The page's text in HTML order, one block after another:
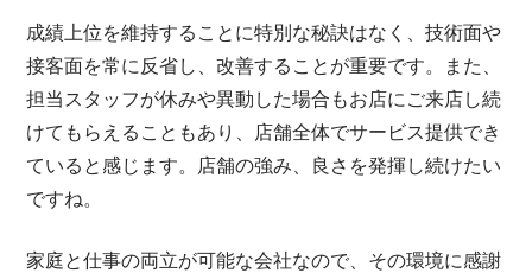
成績上位を維持することに特別な秘訣はなく、技術面や
接客面を常に反省し、改善することが重要です。また、
担当スタッフが休みや異動した場合もお店にご来店し続
けてもらえることもあり、店舗全体でサービス提供でき
ていると感じます。店舗の強み、良さを発揮し続けたい
ですね。
家庭と仕事の両立が可能な会社なので、その環境に感謝